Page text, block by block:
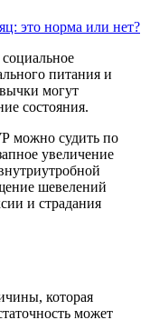
это норма или нет?
питания и
могут
состояния.
можно судить по
увеличение
шевелений
и страдания
которая
может